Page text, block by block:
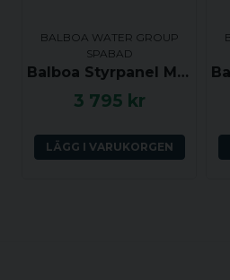
BALBOA WATER GROUP
SPABAD
Balboa Styrpanel ML551 - Light, Mode, Jets 1, Jets 2, Blower, Warm, Cool - 53502
3 795 kr
LÄGG I VARUKORGEN